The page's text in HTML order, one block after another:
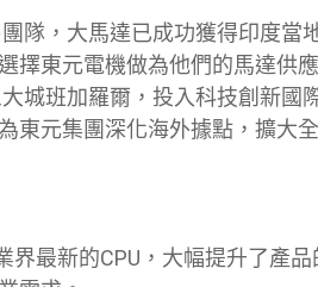
隊，大馬達已成功獲得印度當
擇東元電機做為他們的馬達供
城班加羅爾，投入科技創新國
東元集團深化海外據點，擴大
界最新的CPU，大幅提升了產